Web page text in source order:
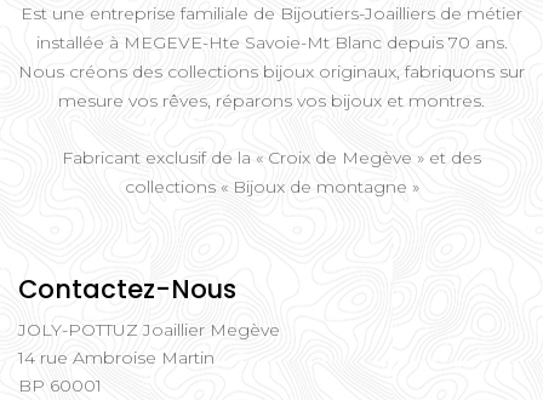
Est une entreprise familiale de Bijoutiers-Joailliers de métier
installée à MEGEVE-Hte Savoie-Mt Blanc depuis 70 ans.
Nous créons des collections bijoux originaux, fabriquons sur
mesure vos rêves, réparons vos bijoux et montres.
Fabricant exclusif de la « Croix de Megève » et des
collections « Bijoux de montagne »
Contactez-Nous
JOLY-POTTUZ Joaillier Megève
14 rue Ambroise Martin
BP 60001